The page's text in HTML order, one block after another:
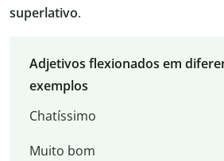
superlativo.
Adjetivos flexionados em
exemplos
Chatíssimo
Muito bom